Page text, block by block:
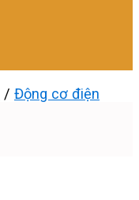
/ Động cơ điện